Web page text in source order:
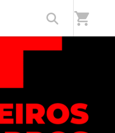
shopping_cart